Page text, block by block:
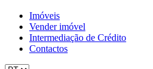
Imóveis
Vender imóvel
Intermediação de Crédito
Contactos